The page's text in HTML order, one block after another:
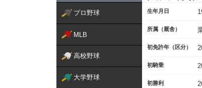
プロ野球
MLB
高校野球
大学野球
生年月日
所属（厩舎）
初免許年（区分）
初騎乗
初勝利